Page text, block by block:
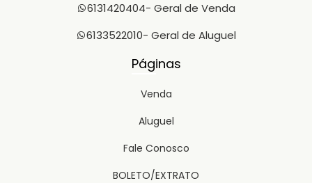
6131420404- Geral de Venda
6133522010- Geral de Aluguel
Páginas
Venda
Aluguel
Fale Conosco
BOLETO/EXTRATO